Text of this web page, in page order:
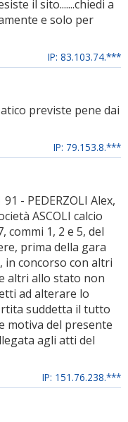
il sito.......chiedi a
e solo per
IP: 83.103.74.***
previste pene dai
IP: 79.153.8.***
- PEDERZOLI Alex,
ASCOLI calcio
commi 1, 2 e 5, del
prima della gara
in concorso con altri
altri allo stato non
ad alterare lo
suddetta il tutto
motiva del presente
agli atti del
IP: 151.76.238.***